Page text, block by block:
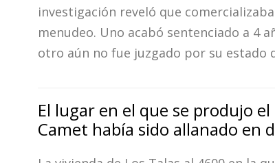
Tecnología
Gastronomía
General
investigación reveló que
menudeo. Uno acabó sentenciado a 4
otro aún no fue juzgado por su estado
El lugar en el que se produjo
Camet había sido allanado en